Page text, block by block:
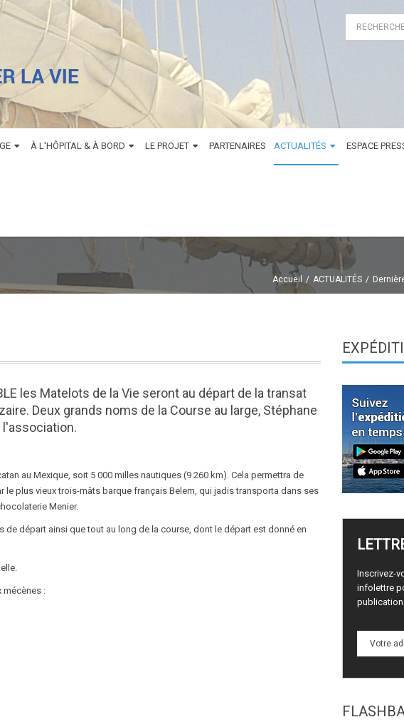
À L'HÔPITAL & À BORD LE PROJET PARTENAIRES ACTUALITÉS ESPACE
Accueil ACTUALITÉS
les Matelots de la Vie seront au départ de la transat
Deux grands noms de la Course au large, Stéphane
l'association.
au Mexique, soit 5 000 milles nautiques (9 260 km). Cela permettra de
plus vieux trois-mâts barque français Belem, qui jadis transporta dans ses
Menier.
départ ainsi que tout au long de la course, dont le départ est donné en
mécènes :
Inscrivez-
infolettre